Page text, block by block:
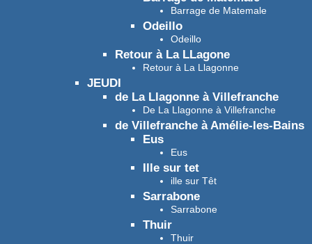
Barrage de Matemale
Odeillo
Odeillo
Retour à La LLagone
Retour à La Llagonne
JEUDI
de La Llagonne à Villefranche
De La Llagonne à Villefranche
de Villefranche à Amélie-les-Bains
Eus
Eus
Ille sur tet
ille sur Têt
Sarrabone
Sarrabone
Thuir
Thuir